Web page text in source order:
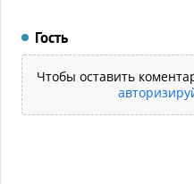
Гость
Чтобы оставить